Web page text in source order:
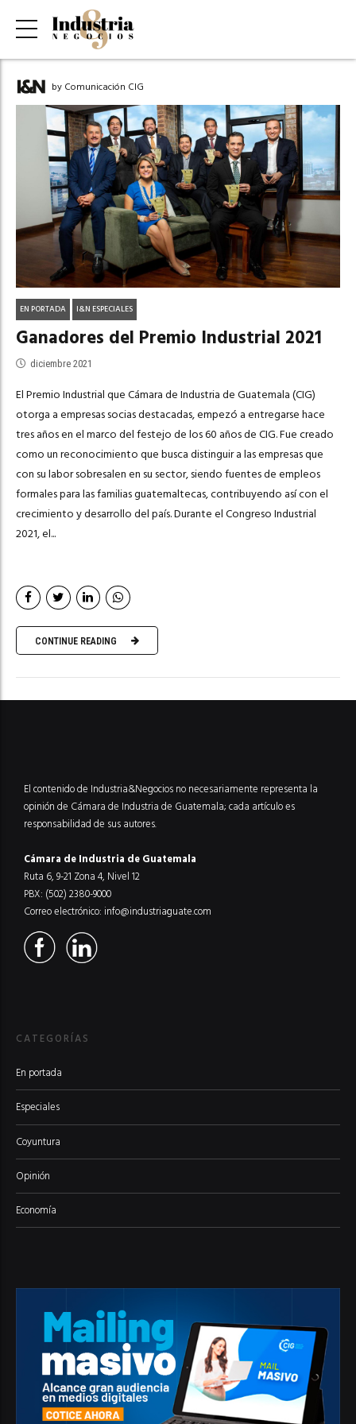
by Comunicación CIG
EN PORTADA I&N ESPECIALES
Ganadores del Premio Industrial 2021
diciembre 2021
El Premio Industrial que Cámara de Industria de Guatemala (CIG)
otorga a empresas socias destacadas, empezó a entregarse hace
tres años en el marco del festejo de los 60 años de CIG. Fue creado
como un reconocimiento que busca distinguir a las empresas que
con su labor sobresalen en su sector, siendo fuentes de empleos
formales para las familias guatemaltecas, contribuyendo así con el
crecimiento y desarrollo del país. Durante el Congreso Industrial
2021, el...
CONTINUE READING
El contenido de Industria&Negocios no necesariamente representa la
opinión de Cámara de Industria de Guatemala; cada artículo es
responsabilidad de sus autores.
Cámara de Industria de Guatemala
Ruta 6, 9-21 Zona 4, Nivel 12
PBX: (502) 2380-9000
Correo electrónico: info@industriaguate.com
CATEGORÍAS
En portada
Especiales
Coyuntura
Opinión
Economía